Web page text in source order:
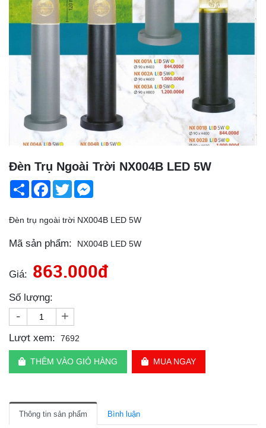
Đèn Trụ Ngoài Trời NX004B LED 5W
Share Facebook
Twitter
Đèn trụ ngoài trời NX004B LED 5W
Mã sản phẩm: NX004B LED 5W
Giá: 863.000đ
Số lượng:
- +
Lượt xem: 7692
THÊM VÀO GIỎ HÀNG MUA NGAY
Thông tin sản phẩm Bình luận